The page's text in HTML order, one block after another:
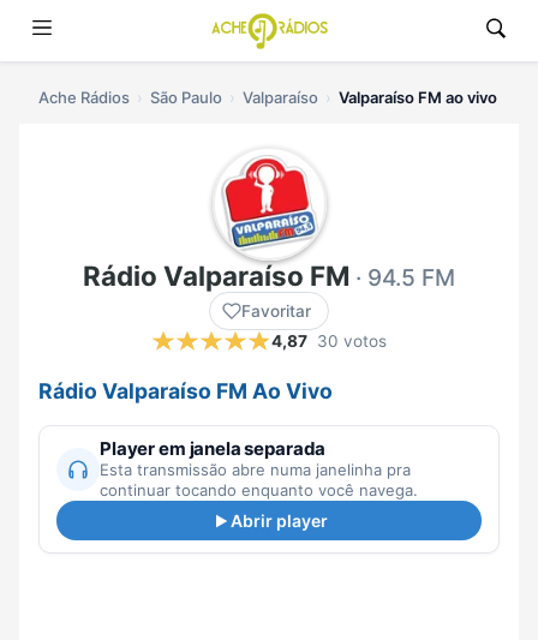
Ache Rádios São Paulo Valparaíso Valparaíso FM ao vivo
Rádio Valparaíso FM · 94.5 FM
Favoritar
4,87 30 votos
Rádio Valparaíso FM Ao Vivo
Player em janela separada
Esta transmissão abre numa janelinha pra
continuar tocando enquanto você navega.
Abrir player